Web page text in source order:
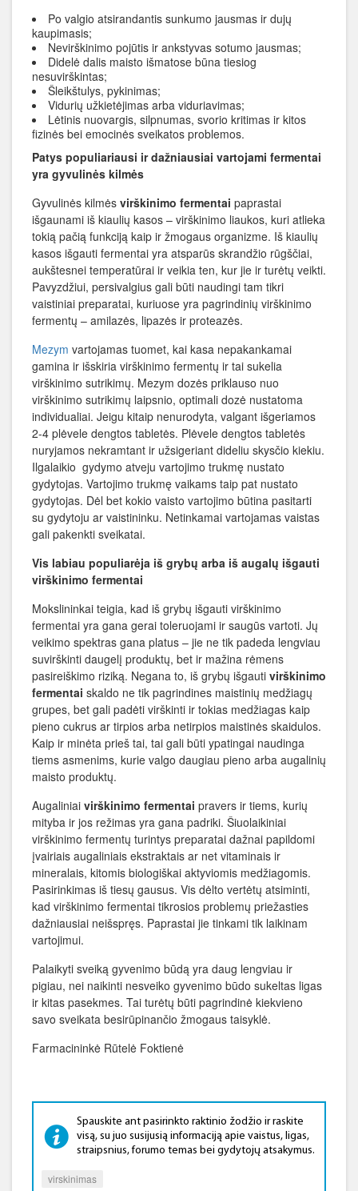
Po valgio atsirandantis sunkumo jausmas ir dujų
kaupimasis;
Nevirškinimo pojūtis ir ankstyvas sotumo jausmas;
Didelė dalis maisto išmatose būna tiesiog
nesuvirškintas;
Šleikštulys, pykinimas;
Vidurių užkietėjimas arba viduriavimas;
Lėtinis nuovargis, silpnumas, svorio kritimas ir kitos
fizinės bei emocinės sveikatos problemos.
Patys populiariausi ir dažniausiai vartojami fermentai
yra gyvulinės kilmės
Gyvulinės kilmės virškinimo fermentai paprastai
išgaunami iš kiaulių kasos – virškinimo liaukos, kuri atlieka
tokią pačią funkciją kaip ir žmogaus organizme. Iš kiaulių
kasos išgauti fermentai yra atsparūs skrandžio rūgščiai,
aukštesnei temperatūrai ir veikia ten, kur jie ir turėtų veikti.
Pavyzdžiui, persivalgius gali būti naudingi tam tikri
vaistiniai preparatai, kuriuose yra pagrindinių virškinimo
fermentų – amilazės, lipazės ir proteazės.
Mezym vartojamas tuomet, kai kasa nepakankamai
gamina ir išskiria virškinimo fermentų ir tai sukelia
virškinimo sutrikimų. Mezym dozės priklauso nuo
virškinimo sutrikimų laipsnio, optimali dozė nustatoma
individualiai. Jeigu kitaip nenurodyta, valgant išgeriamos
2-4 plėvele dengtos tabletės. Plėvele dengtos tabletės
nuryjamos nekramtant ir užsigeriant dideliu skysčio kiekiu.
Ilgalaikio gydymo atveju vartojimo trukmę nustato
gydytojas. Vartojimo trukmę vaikams taip pat nustato
gydytojas. Dėl bet kokio vaisto vartojimo būtina pasitarti
su gydytoju ar vaistininku. Netinkamai vartojamas vaistas
gali pakenkti sveikatai.
Vis labiau populiarėja iš grybų arba iš augalų išgauti
virškinimo fermentai
Mokslininkai teigia, kad iš grybų išgauti virškinimo
fermentai yra gana gerai toleruojami ir saugūs vartoti. Jų
veikimo spektras gana platus – jie ne tik padeda lengviau
suvirškinti daugelį produktų, bet ir mažina rėmens
pasireiškimo riziką. Negana to, iš grybų išgauti virškinimo
fermentai skaldo ne tik pagrindines maistinių medžiagų
grupes, bet gali padėti virškinti ir tokias medžiagas kaip
pieno cukrus ar tirpios arba netirpios maistinės skaidulos.
Kaip ir minėta prieš tai, tai gali būti ypatingai naudinga
tiems asmenims, kurie valgo daugiau pieno arba augalinių
maisto produktų.
Augaliniai virškinimo fermentai pravers ir tiems, kurių
mityba ir jos režimas yra gana padriki. Šiuolaikiniai
virškinimo fermentų turintys preparatai dažnai papildomi
įvairiais augaliniais ekstraktais ar net vitaminais ir
mineralais, kitomis biologiškai aktyviomis medžiagomis.
Pasirinkimas iš tiesų gausus. Vis dėlto vertėtų atsiminti,
kad virškinimo fermentai tikrosios problemų priežasties
dažniausiai neišspręs. Paprastai jie tinkami tik laikinam
vartojimui.
Palaikyti sveiką gyvenimo būdą yra daug lengviau ir
pigiau, nei naikinti nesveiko gyvenimo būdo sukeltas ligas
ir kitas pasekmes. Tai turėtų būti pagrindinė kiekvieno
savo sveikata besirūpinančio žmogaus taisyklė.
Farmacininkė Rūtelė Foktienė
Spauskite ant pasirinkto raktinio žodžio ir raskite
visą, su juo susijusią informaciją apie vaistus, ligas,
straipsnius, forumo temas bei gydytojų atsakymus.
virskinimas